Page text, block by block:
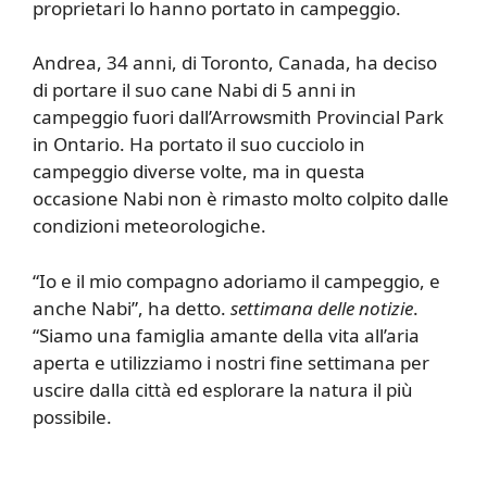
proprietari lo hanno portato in campeggio.
Andrea, 34 anni, di Toronto, Canada, ha deciso
di portare il suo cane Nabi di 5 anni in
campeggio fuori dall’Arrowsmith Provincial Park
in Ontario. Ha portato il suo cucciolo in
campeggio diverse volte, ma in questa
occasione Nabi non è rimasto molto colpito dalle
condizioni meteorologiche.
“Io e il mio compagno adoriamo il campeggio, e
anche Nabi”, ha detto. settimana delle notizie.
“Siamo una famiglia amante della vita all’aria
aperta e utilizziamo i nostri fine settimana per
uscire dalla città ed esplorare la natura il più
possibile.